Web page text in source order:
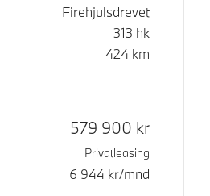
Firehjulsdrevet
313 hk
424 km
Kontantpris
579 900 kr
Privatleasing
6 944 kr/mnd